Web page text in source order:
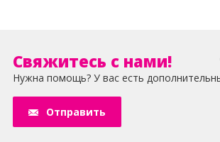
Свяжитесь с нами!
Нужна помощь? У вас есть
Отправить